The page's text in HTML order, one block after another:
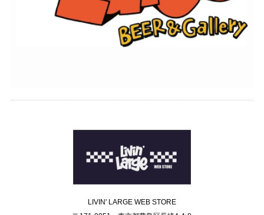
LIVIN' LARGE WEB STORE